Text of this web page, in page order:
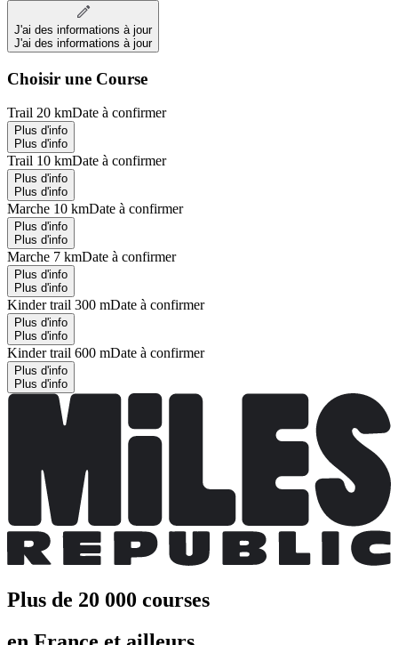
J'ai des informations à jour
J'ai des informations à jour
Choisir une Course
Trail 20 kmDate à confirmer
Plus d'info
Plus d'info
Trail 10 kmDate à confirmer
Plus d'info
Plus d'info
Marche 10 kmDate à confirmer
Plus d'info
Plus d'info
Marche 7 kmDate à confirmer
Plus d'info
Plus d'info
Kinder trail 300 mDate à confirmer
Plus d'info
Plus d'info
Kinder trail 600 mDate à confirmer
Plus d'info
Plus d'info
Plus de 20 000 courses